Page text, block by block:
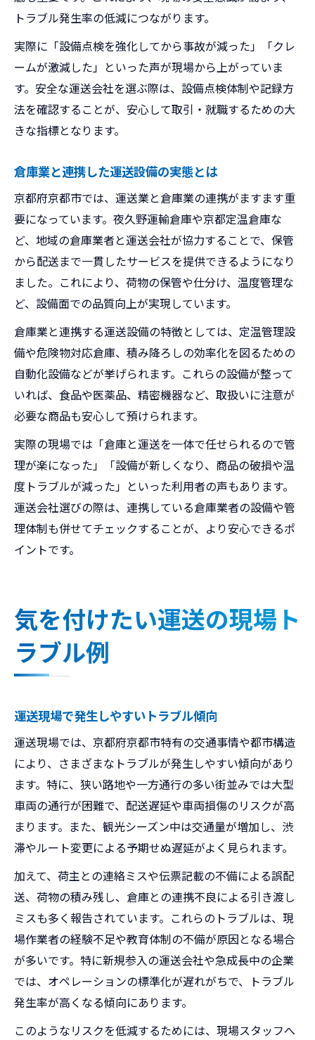
トラブル発生率の低減につながります。
実際に「設備点検を強化してから事故が減った」「クレ
ームが激減した」といった声が現場から上がっていま
す。安全な運送会社を選ぶ際は、設備点検体制や記録方
法を確認することが、安心して取引・就職するための大
きな指標となります。
倉庫業と連携した運送設備の実態とは
京都府京都市では、運送業と倉庫業の連携がますます重
要になっています。夜久野運輸倉庫や京都定温倉庫な
ど、地域の倉庫業者と運送会社が協力することで、保管
から配送まで一貫したサービスを提供できるようになり
ました。これにより、荷物の保管や仕分け、温度管理な
ど、設備面での品質向上が実現しています。
倉庫業と連携する運送設備の特徴としては、定温管理設
備や危険物対応倉庫、積み降ろしの効率化を図るための
自動化設備などが挙げられます。これらの設備が整って
いれば、食品や医薬品、精密機器など、取扱いに注意が
必要な商品も安心して預けられます。
実際の現場では「倉庫と運送を一体で任せられるので管
理が楽になった」「設備が新しくなり、商品の破損や温
度トラブルが減った」といった利用者の声もあります。
運送会社選びの際は、連携している倉庫業者の設備や管
理体制も併せてチェックすることが、より安心できるポ
イントです。
気を付けたい運送の現場ト
ラブル例
運送現場で発生しやすいトラブル傾向
運送現場では、京都府京都市特有の交通事情や都市構造
により、さまざまなトラブルが発生しやすい傾向があり
ます。特に、狭い路地や一方通行の多い街並みでは大型
車両の通行が困難で、配送遅延や車両損傷のリスクが高
まります。また、観光シーズン中は交通量が増加し、渋
滞やルート変更による予期せぬ遅延がよく見られます。
加えて、荷主との連絡ミスや伝票記載の不備による誤配
送、荷物の積み残し、倉庫との連携不良による引き渡し
ミスも多く報告されています。これらのトラブルは、現
場作業者の経験不足や教育体制の不備が原因となる場合
が多いです。特に新規参入の運送会社や急成長中の企業
では、オペレーションの標準化が遅れがちで、トラブル
発生率が高くなる傾向にあります。
このようなリスクを低減するためには、現場スタッフへ